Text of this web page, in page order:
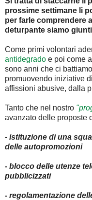
prossime settimane li
per farle comprendere
deturpante siamo
Come primi volontari
antidegrado e poi come
sono anni che ci
promuovendo iniziative
affissioni abusive, dalla
Tanto che nel nostro
avanzato delle proposte
- istituzione di una
delle autopromozioni
- blocco delle utenze
pubblicizzati
- regolamentazione